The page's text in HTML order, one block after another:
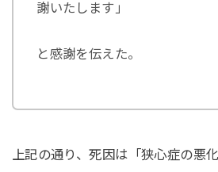
謝いたします」
と感謝を伝えた。
上記の通り、死因は「狭心症の悪